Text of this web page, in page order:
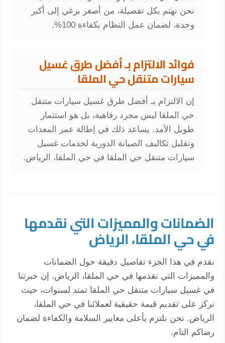
نحن نهتم بكل تفصيلة، من أصغر برغي إلى أكبر
وحدة، لضمان عمل النظام بكفاءة 100%.
فوائد الالتزام بـ أفضل طرق غسيل
سيارات متنقل حي الملقا
إن الالتزام بـ أفضل طرق غسيل سيارات متنقل
حي الملقا ليس مجرد رفاهية، بل هو استثمار
طويل الأمد. يساعد ذلك في إطالة عمر المعدات
وتقليل تكاليف الصيانة الدورية لخدمات غسيل
سيارات متنقل حي الملقا في حي الملقا، الرياض.
الضمانات والمميزات التي نقدمها
في حي الملقا، الرياض
نقدم في هذا الجزء تفاصيل دقيقة حول الضمانات
والمميزات التي نقدمها في حي الملقا، الرياض. إن خبرتنا
في غسيل سيارات متنقل حي الملقا تمتد لسنوات، حيث
نركز على تقديم قيمة حقيقية لعملائنا في حي الملقا،
الرياض. نحن نلتزم بأعلى معايير السلامة والكفاءة لضمان
رضاكم التام.